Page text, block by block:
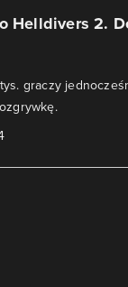
Helldivers 2.
graczy